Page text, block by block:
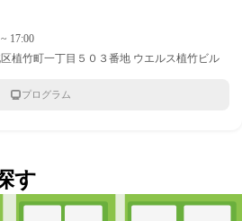
17:00
植竹町一丁目５０３番地 ウエルス植竹ビル
プログラム
す